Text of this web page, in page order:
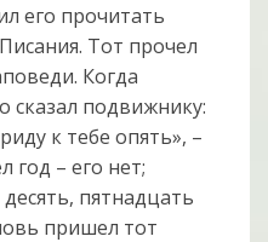
его прочитать
Тот прочел
Когда
сказал подвижнику:
к тебе опять», –
год – его нет;
пятнадцать
пришел тот